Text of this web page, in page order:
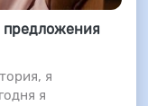
я
я